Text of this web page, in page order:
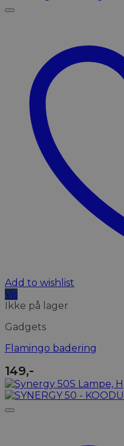
Add to wishlist
Vis
Ikke på lager
Gadgets
Flamingo badering
149,-